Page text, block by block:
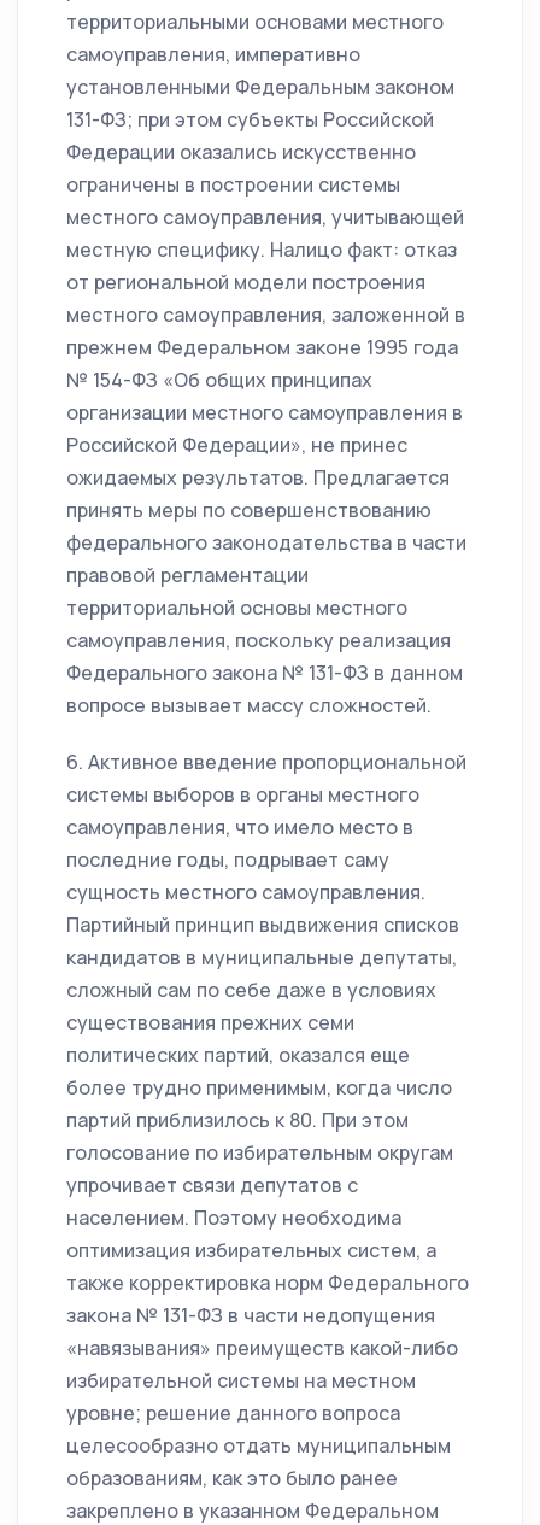
территориальными основами местного
самоуправления, императивно
установленными Федеральным законом
131-ФЗ; при этом субъекты Российской
Федерации оказались искусственно
ограничены в построении системы
местного самоуправления, учитывающей
местную специфику. Налицо факт: отказ
от региональной модели построения
местного самоуправления, заложенной в
прежнем Федеральном законе 1995 года
№ 154-ФЗ «Об общих принципах
организации местного самоуправления в
Российской Федерации», не принес
ожидаемых результатов. Предлагается
принять меры по совершенствованию
федерального законодательства в части
правовой регламентации
территориальной основы местного
самоуправления, поскольку реализация
Федерального закона № 131-ФЗ в данном
вопросе вызывает массу сложностей.
6. Активное введение пропорциональной
системы выборов в органы местного
самоуправления, что имело место в
последние годы, подрывает саму
сущность местного самоуправления.
Партийный принцип выдвижения списков
кандидатов в муниципальные депутаты,
сложный сам по себе даже в условиях
существования прежних семи
политических партий, оказался еще
более трудно применимым, когда число
партий приблизилось к 80. При этом
голосование по избирательным округам
упрочивает связи депутатов с
населением. Поэтому необходима
оптимизация избирательных систем, а
также корректировка норм Федерального
закона № 131-ФЗ в части недопущения
«навязывания» преимуществ какой-либо
избирательной системы на местном
уровне; решение данного вопроса
целесообразно отдать муниципальным
образованиям, как это было ранее
закреплено в указанном Федеральном